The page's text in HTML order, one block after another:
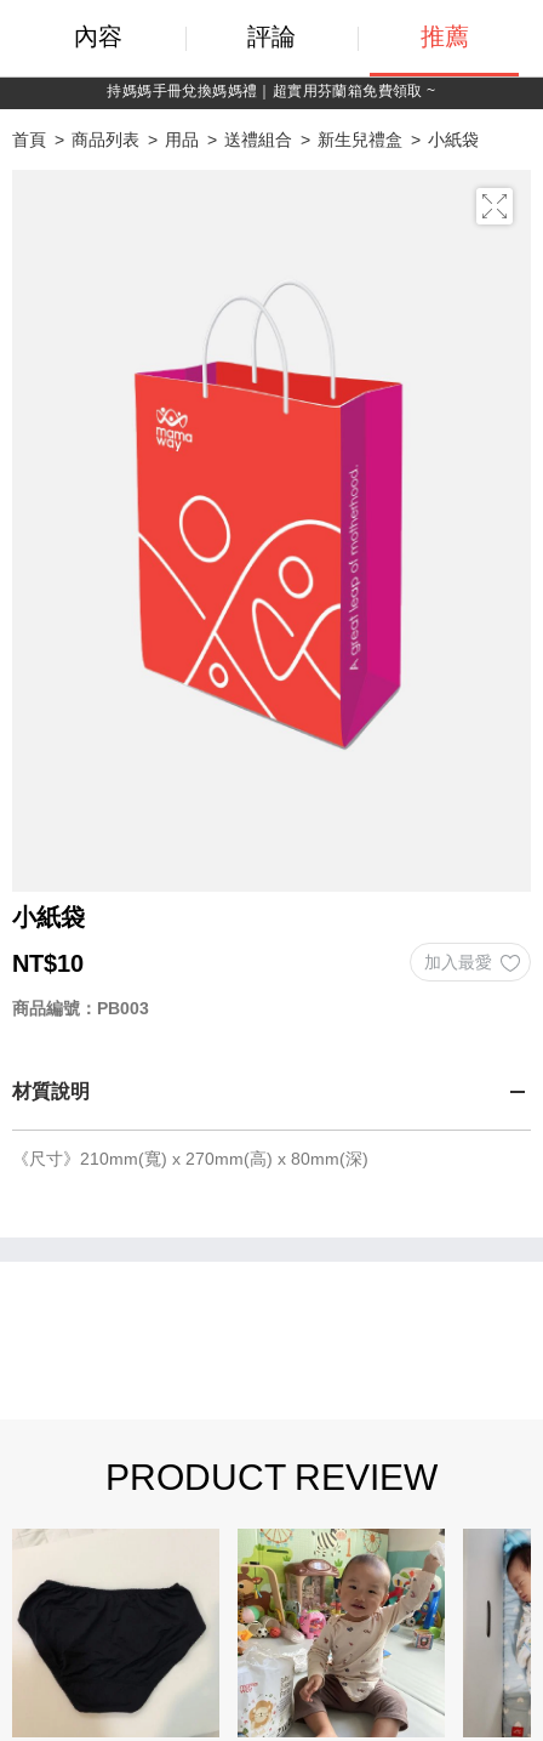
持媽媽手冊兌換媽媽禮｜超實用芬蘭箱免費領取 ~
首頁 商品列表 用品 送禮組合 新生兒禮盒 小紙袋
小紙袋
NT$10
商品編號：PB003
材質說明
《尺寸》210mm(寬) x 270mm(高) x 80mm(深)
內容 評論 推薦
PRODUCT REVIEW